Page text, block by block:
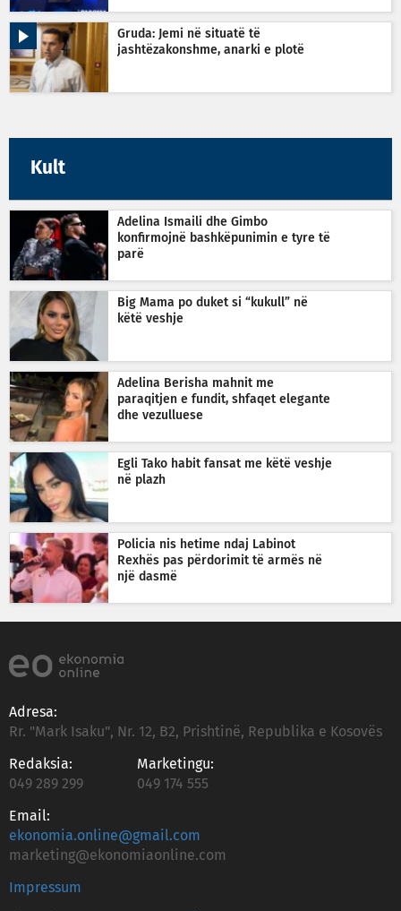
Gruda: Jemi në situatë të
jashtëzakonshme, anarki e plotë
Kult
Adelina Ismaili dhe Gimbo
konfirmojnë bashkëpunimin e tyre të
parë
Big Mama po duket si “kukull” në
këtë veshje
Adelina Berisha mahnit me
paraqitjen e fundit, shfaqet elegante
dhe vezulluese
Egli Tako habit fansat me këtë veshje
në plazh
Policia nis hetime ndaj Labinot
Rexhës pas përdorimit të armës në
një dasmë
Adresa:
Rr. "Mark Isaku", Nr. 12, B2, Prishtinë, Republika e Kosovës
Redaksia:
049 289 299
Marketingu:
049 174 555
Email:
ekonomia.online@gmail.com
marketing@ekonomiaonline.com
Impressum